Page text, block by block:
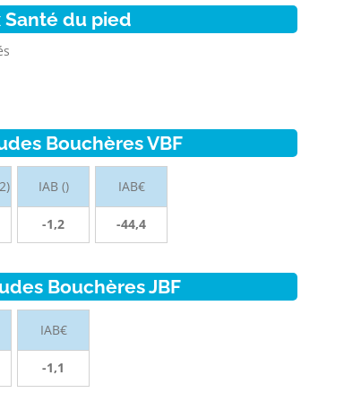
Santé du pied
Bouchères VBF
IAB ()
-1,2
IAB€
-44,4
Bouchères JBF
IAB€
-1,1